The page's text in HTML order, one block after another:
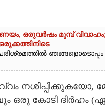
ഒരുവർഷം മുമ്പ്
ഞങ്ങളൊടൊപ്പം
നശിപ്പിക്കുകയോ,
ഒരു കോടി ദിര്‍ഹം